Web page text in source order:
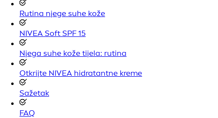
Rutina njege suhe kože
NIVEA Soft SPF 15
Njega suhe kože tijela: rutina
Otkrijte NIVEA hidratantne kreme
Sažetak
FAQ